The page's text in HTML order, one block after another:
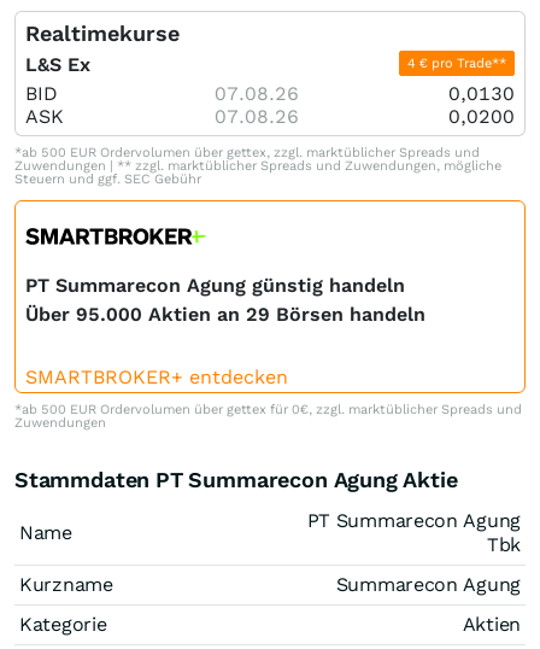
Realtimekurse
L&S Ex 4 € pro Trade**
BID 07.08.26
0,0130
ASK
07.08.26 0,0200
*ab 500 EUR Ordervolumen über gettex, zzgl. marktüblicher Spreads und
Zuwendungen | ** zzgl. marktüblicher Spreads und Zuwendungen, mögliche
Steuern und ggf. SEC Gebühr
PT Summarecon Agung günstig handeln
Über 95.000 Aktien an 29 Börsen handeln
SMARTBROKER+ entdecken
*ab 500 EUR Ordervolumen über gettex für 0€, zzgl. marktüblicher Spreads und
Zuwendungen
Stammdaten PT Summarecon Agung Aktie
Name
PT Summarecon Agung
Tbk
Kurzname
Summarecon Agung
Kategorie
Aktien